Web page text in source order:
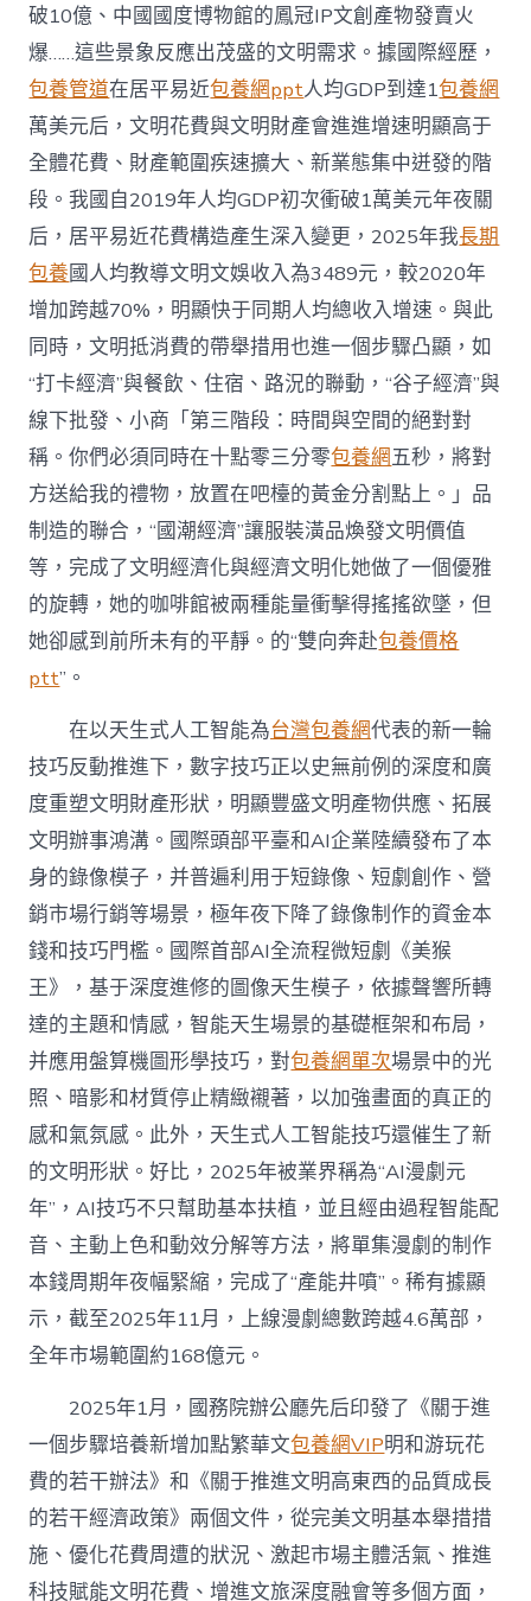
破10億、中國國度博物館的鳳冠IP文創產物發賣火
爆……這些景象反應出茂盛的文明需求。據國際經歷，
包養管道在居平易近包養網ppt人均GDP到達1包養網
萬美元后，文明花費與文明財產會進進增速明顯高于
全體花費、財產範圍疾速擴大、新業態集中迸發的階
段。我國自2019年人均GDP初次衝破1萬美元年夜關
后，居平易近花費構造產生深入變更，2025年我長期
包養國人均教導文明文娛收入為3489元，較2020年
增加跨越70%，明顯快于同期人均總收入增速。與此
同時，文明抵消費的帶舉措用也進一個步驟凸顯，如
“打卡經濟”與餐飲、住宿、路況的聯動，“谷子經濟”與
線下批發、小商「第三階段：時間與空間的絕對對
稱。你們必須同時在十點零三分零包養網五秒，將對
方送給我的禮物，放置在吧檯的黃金分割點上。」品
制造的聯合，“國潮經濟”讓服裝潢品煥發文明價值
等，完成了文明經濟化與經濟文明化她做了一個優雅
的旋轉，她的咖啡館被兩種能量衝擊得搖搖欲墜，但
她卻感到前所未有的平靜。的“雙向奔赴包養價格
ptt”。
在以天生式人工智能為台灣包養網代表的新一輪
技巧反動推進下，數字技巧正以史無前例的深度和廣
度重塑文明財產形狀，明顯豐盛文明產物供應、拓展
文明辦事鴻溝。國際頭部平臺和AI企業陸續發布了本
身的錄像模子，并普遍利用于短錄像、短劇創作、營
銷市場行銷等場景，極年夜下降了錄像制作的資金本
錢和技巧門檻。國際首部AI全流程微短劇《美猴
王》，基于深度進修的圖像天生模子，依據聲響所轉
達的主題和情感，智能天生場景的基礎框架和布局，
并應用盤算機圖形學技巧，對包養網單次場景中的光
照、暗影和材質停止精緻襯著，以加強畫面的真正的
感和氣氛感。此外，天生式人工智能技巧還催生了新
的文明形狀。好比，2025年被業界稱為“AI漫劇元
年”，AI技巧不只幫助基本扶植，並且經由過程智能配
音、主動上色和動效分解等方法，將單集漫劇的制作
本錢周期年夜幅緊縮，完成了“產能井噴”。稀有據顯
示，截至2025年11月，上線漫劇總數跨越4.6萬部，
全年市場範圍約168億元。
2025年1月，國務院辦公廳先后印發了《關于進
一個步驟培養新增加點繁華文包養網VIP明和游玩花
費的若干辦法》和《關于推進文明高東西的品質成長
的若干經濟政策》兩個文件，從完美文明基本舉措措
施、優化花費周遭的狀況、激起市場主體活氣、推進
科技賦能文明花費、增進文旅深度融會等多個方面，